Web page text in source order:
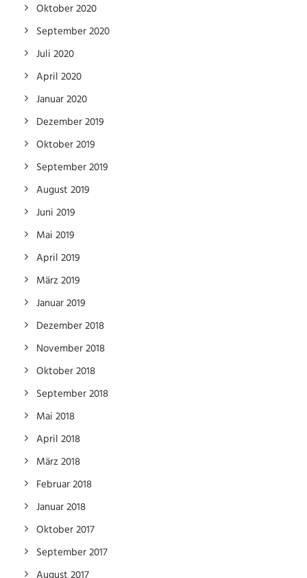
Oktober 2020
September 2020
Juli 2020
April 2020
Januar 2020
Dezember 2019
Oktober 2019
September 2019
August 2019
Juni 2019
Mai 2019
April 2019
März 2019
Januar 2019
Dezember 2018
November 2018
Oktober 2018
September 2018
Mai 2018
April 2018
März 2018
Februar 2018
Januar 2018
Oktober 2017
September 2017